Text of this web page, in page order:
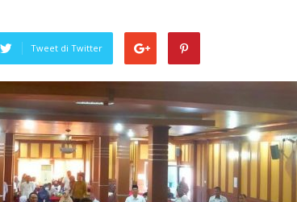
Tweet di Twitter